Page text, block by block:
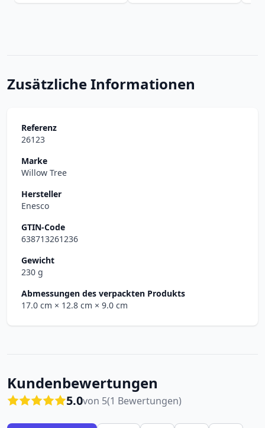
Zusätzliche Informationen
Referenz
26123
Marke
Willow Tree
Hersteller
Enesco
GTIN-Code
638713261236
Gewicht
230 g
Abmessungen des verpackten Produkts
17.0 cm × 12.8 cm × 9.0 cm
Kundenbewertungen
5.0von 5(1 Bewertungen)